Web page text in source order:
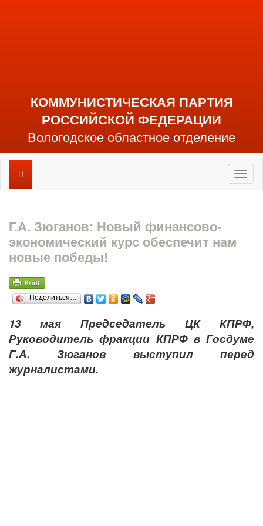
КОММУНИСТИЧЕСКАЯ ПАРТИЯ
РОССИЙСКОЙ ФЕДЕРАЦИИ
Вологодское областное отделение
Г.А. Зюганов: Новый финансово-
экономический курс обеспечит нам
новые победы!
Поделиться…
13 мая Председатель ЦК КПРФ,
Руководитель фракции КПРФ в Госдуме
Г.А. Зюганов выступил перед
журналистами.